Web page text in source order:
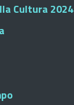
Cultura 2024